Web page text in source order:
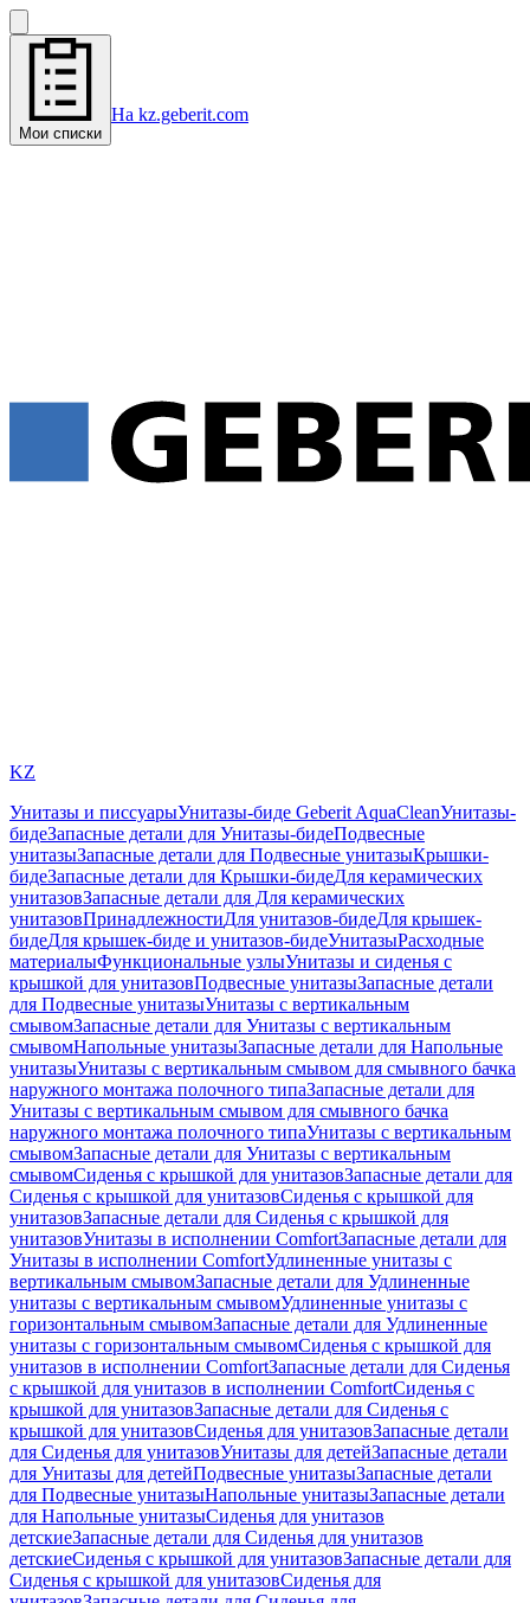
Мои списки
На kz.geberit.com
KZ
Унитазы и писсуарыУнитазы-биде Geberit AquaCleanУнитазы-
бидеЗапасные детали для Унитазы-бидеПодвесные
унитазыЗапасные детали для Подвесные унитазыКрышки-
бидеЗапасные детали для Крышки-бидеДля керамических
унитазовЗапасные детали для Для керамических
унитазовПринадлежностиДля унитазов-бидеДля крышек-
бидеДля крышек-биде и унитазов-бидеУнитазыРасходные
материалыФункциональные узлыУнитазы и сиденья с
крышкой для унитазовПодвесные унитазыЗапасные детали
для Подвесные унитазыУнитазы с вертикальным
смывомЗапасные детали для Унитазы с вертикальным
смывомНапольные унитазыЗапасные детали для Напольные
унитазыУнитазы с вертикальным смывом для смывного бачка
наружного монтажа полочного типаЗапасные детали для
Унитазы с вертикальным смывом для смывного бачка
наружного монтажа полочного типаУнитазы с вертикальным
смывомЗапасные детали для Унитазы с вертикальным
смывомСиденья с крышкой для унитазовЗапасные детали для
Сиденья с крышкой для унитазовСиденья с крышкой для
унитазовЗапасные детали для Сиденья с крышкой для
унитазовУнитазы в исполнении ComfortЗапасные детали для
Унитазы в исполнении ComfortУдлиненные унитазы с
вертикальным смывомЗапасные детали для Удлиненные
унитазы с вертикальным смывомУдлиненные унитазы с
горизонтальным смывомЗапасные детали для Удлиненные
унитазы с горизонтальным смывомСиденья с крышкой для
унитазов в исполнении ComfortЗапасные детали для Сиденья
с крышкой для унитазов в исполнении ComfortСиденья с
крышкой для унитазовЗапасные детали для Сиденья с
крышкой для унитазовСиденья для унитазовЗапасные детали
для Сиденья для унитазовУнитазы для детейЗапасные детали
для Унитазы для детейПодвесные унитазыЗапасные детали
для Подвесные унитазыНапольные унитазыЗапасные детали
для Напольные унитазыСиденья для унитазов
детскиеЗапасные детали для Сиденья для унитазов
детскиеСиденья с крышкой для унитазовЗапасные детали для
Сиденья с крышкой для унитазовСиденья для